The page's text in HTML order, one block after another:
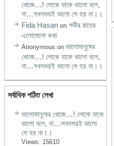
খোজে…! লোকে যাকে ভালো বলে,
না…সবসময়ই ভালো সে হয় না।।
Fida Hasan on গভীর রাতের
এলোমেলো কথা
Anonymous on ভালোমানুষের
খোজে…! লোকে যাকে ভালো বলে,
না…সবসময়ই ভালো সে হয় না।।
সর্বাধিক পঠিত লেখা
ভালোমানুষের খোজে…! লোকে যাকে
ভালো বলে, না…সবসময়ই ভালো
সে হয় না।।
Views: 15610